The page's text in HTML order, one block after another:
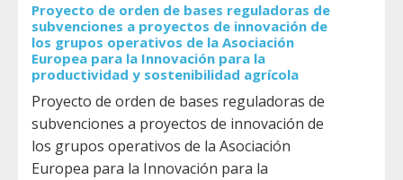
Proyecto de orden de bases reguladoras de
subvenciones a proyectos de innovación de
los grupos operativos de la Asociación
Europea para la Innovación para la
productividad y sostenibilidad agrícola
Proyecto de orden de bases reguladoras de
subvenciones a proyectos de innovación de
los grupos operativos de la Asociación
Europea para la Innovación para la